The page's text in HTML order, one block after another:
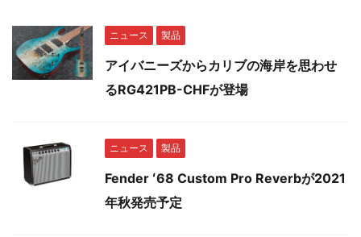
ニュース 製品
アイバニーズからカリブの海岸を思わせ
るRG421PB-CHFが登場
ニュース 製品
Fender ʻ68 Custom Pro Reverbが2021
年秋発売予定